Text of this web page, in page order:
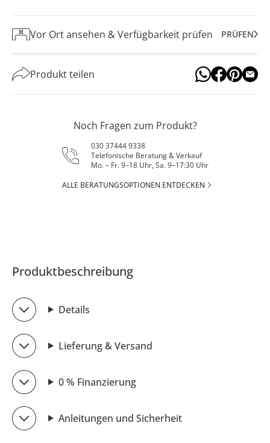
Vor Ort ansehen & Verfügbarkeit prüfen PRÜFEN
Produkt teilen
Noch Fragen zum Produkt?
030 37444 9338
Telefonische Beratung & Verkauf
Mo. – Fr. 9–18 Uhr, Sa. 9–17:30 Uhr
ALLE BERATUNGSOPTIONEN ENTDECKEN
Produktbeschreibung
Details
Lieferung & Versand
0 % Finanzierung
Anleitungen und Sicherheit